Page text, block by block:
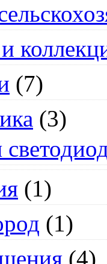
(7)
(3)
(1)
(1)
(4)